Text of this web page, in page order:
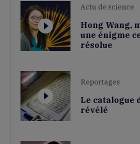
Actu de science
Hong Wang,
une énigme
résolue
Reportages
Le catalogue
révélé